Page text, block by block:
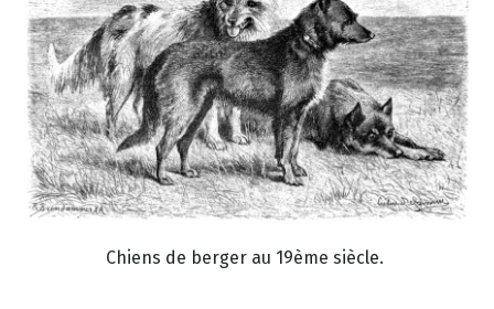
Chiens de berger au 19ème siècle.